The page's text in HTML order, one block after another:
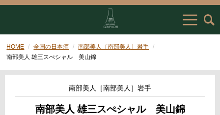
HOME 全国の日本酒
南部美人［南部美人］岩手
南部美人 雄三スぺシャル 美山錦
南部美人［南部美人］岩手
南部美人 雄三スぺシャル 美山錦